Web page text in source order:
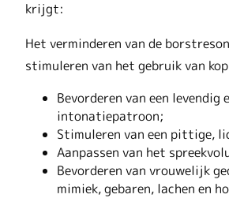
krijgt:
Het verminderen van de
stimuleren van het gebruik van
Bevorderen van een levendig
intonatiepatroon;
Stimuleren van een pittige,
Aanpassen van het
Bevorderen van vrouwelijk
mimiek, gebaren, lachen en